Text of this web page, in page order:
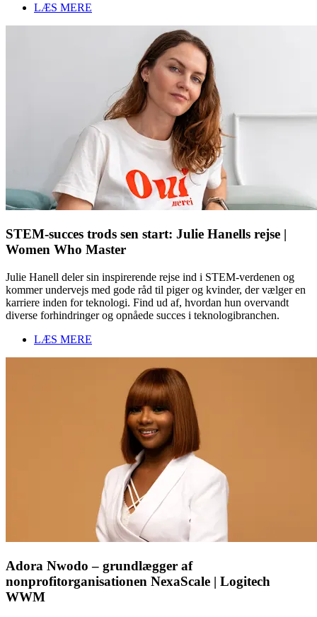
LÆS MERE
STEM-succes trods sen start: Julie Hanells rejse |
Women Who Master
Julie Hanell deler sin inspirerende rejse ind i STEM-verdenen og
kommer undervejs med gode råd til piger og kvinder, der vælger en
karriere inden for teknologi. Find ud af, hvordan hun overvandt
diverse forhindringer og opnåede succes i teknologibranchen.
LÆS MERE
Adora Nwodo – grundlægger af
nonprofitorganisationen NexaScale | Logitech
WWM